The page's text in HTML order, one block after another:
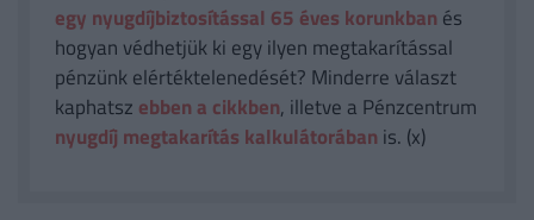
egy nyugdíjbiztosítással 65 éves korunkban és
hogyan védhetjük ki egy ilyen megtakarítással
pénzünk elértéktelenedését? Minderre választ
kaphatsz ebben a cikkben, illetve a Pénzcentrum
nyugdíj megtakarítás kalkulátorában is. (x)